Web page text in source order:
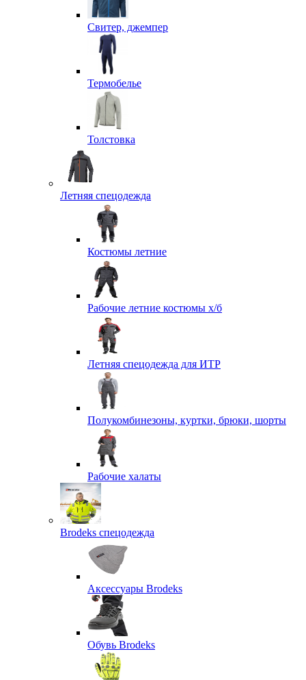
Свитер, джемпер
Термобелье
Толстовка
Летняя спецодежда
Костюмы летние
Рабочие летние костюмы х/б
Летняя спецодежда для ИТР
Полукомбинезоны, куртки, брюки, шорты
Рабочие халаты
Brodeks спецодежда
Аксессуары Brodeks
Обувь Brodeks